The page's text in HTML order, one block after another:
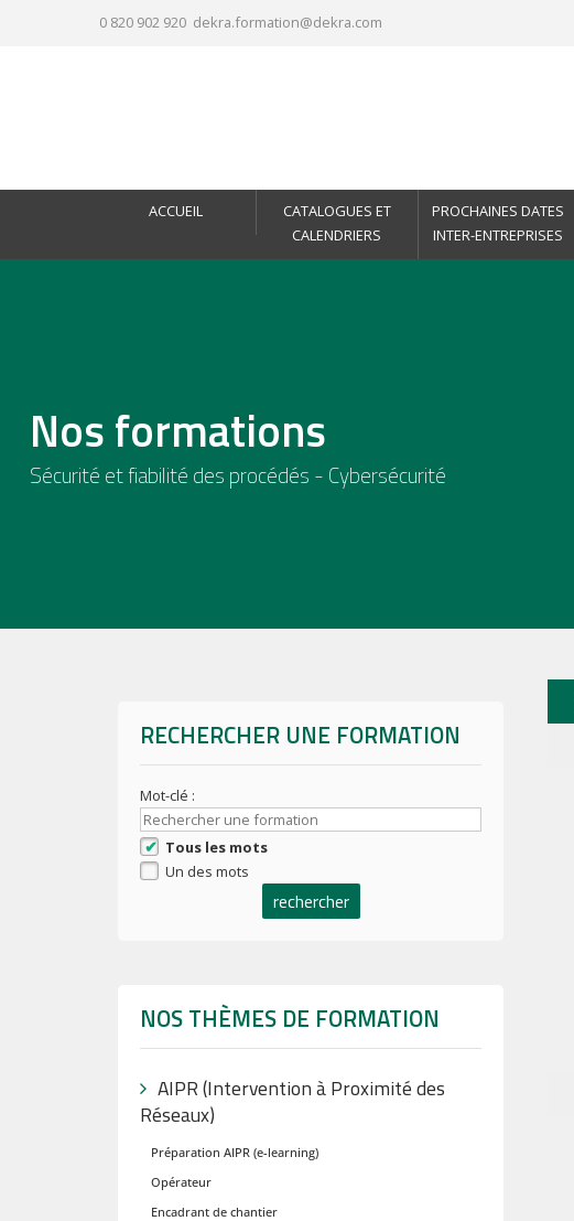
0 820 902 920 dekra.formation@dekra.com
ACCUEIL
CATALOGUES ET
CALENDRIERS
PROCHAINES DATES
INTER-ENTREPRISES
Nos formations
Sécurité et fiabilité des procédés - Cybersécurité
RECHERCHER UNE FORMATION
Mot-clé :
Tous les mots
Un des mots
rechercher
NOS THÈMES DE FORMATION
AIPR (Intervention à Proximité des
Réseaux)
Préparation AIPR (e-learning)
Opérateur
Encadrant de chantier